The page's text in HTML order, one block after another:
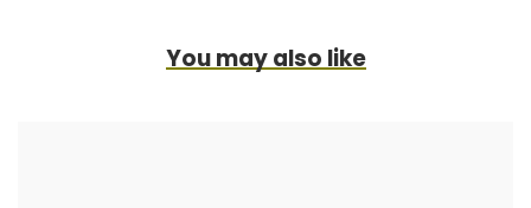
You may also like